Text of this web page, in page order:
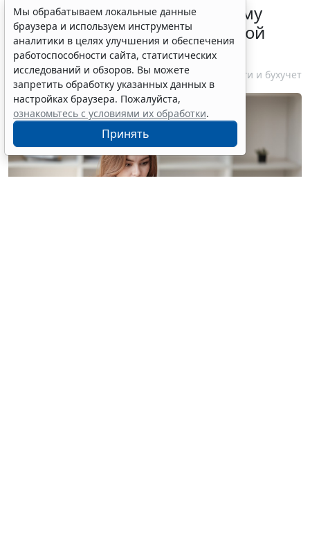
ФНС России рассказала малому
бизнесу о порядке упрощенной
ликвидации компании
7 августа 2026 18:16 Налоги и бухучет
Мы обрабатываем локальные данные
браузера и используем инструменты
аналитики в целях улучшения и обеспечения
работоспособности сайта, статистических
исследований и обзоров. Вы можете
запретить обработку указанных данных в
настройках браузера. Пожалуйста,
ознакомьтесь с условиями их обработки.
Принять